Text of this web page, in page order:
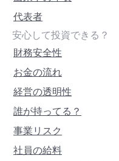
代表者
安心して投資できる？
財務安全性
お金の流れ
経営の透明性
誰が持ってる？
事業リスク
社員の給料